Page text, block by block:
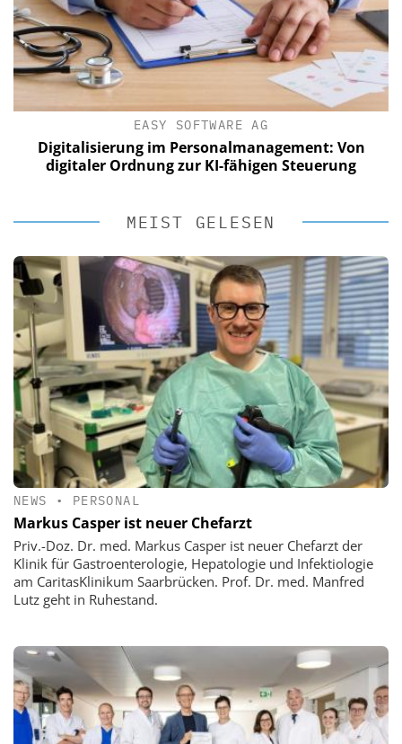
EASY SOFTWARE AG
Digitalisierung im Personalmanagement: Von
digitaler Ordnung zur KI-fähigen Steuerung
MEIST GELESEN
NEWS • PERSONAL
Markus Casper ist neuer Chefarzt
Priv.-Doz. Dr. med. Markus Casper ist neuer Chefarzt der
Klinik für Gastroenterologie, Hepatologie und Infektiologie
am CaritasKlinikum Saarbrücken. Prof. Dr. med. Manfred
Lutz geht in Ruhestand.